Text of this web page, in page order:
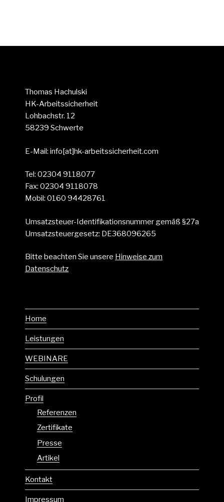
Thomas Hachulski
HK-Arbeitssicherheit
Lohbachstr. 12
58239 Schwerte
E-Mail: info[at]hk-arbeitssicherheit.com
Tel: 02304 9118077
Fax: 02304 9118078
Mobil: 0160 94428761
Umsatzsteuer-Identifikationsnummer gemäß §27a
Umsatzsteuergesetz: DE368096265
Bitte beachten Sie unsere Hinweise zum
Datenschutz
Home
Leistungen
WEBINARE
Schulungen
Profil
Referenzen
Zertifikate
Presse
Artikel
Kontakt
Impressum